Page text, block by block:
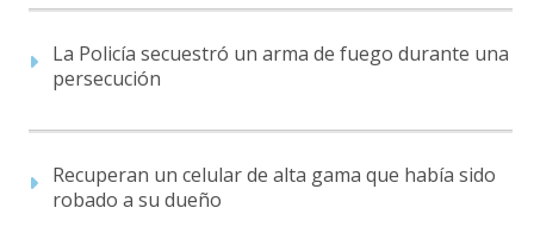
La Policía secuestró un arma de fuego durante una
persecución
Recuperan un celular de alta gama que había sido
robado a su dueño